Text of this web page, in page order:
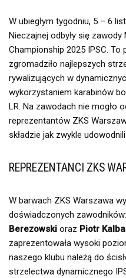
W ubiegłym tygodniu, 5 – 6
Nieczajnej odbyły się zawody
Championship 2025 IPSC. To
zgromadziło najlepszych
rywalizujących w
wykorzystaniem karabinów
LR. Na zawodach nie mogło
reprezentantów ZKS
składzie jak zwykle
REPREZENTANCI ZKS
W barwach ZKS Warszawa
doświadczonych zawodników:
Berezowski oraz Piotr
zaprezentowała wysoki
naszego klubu należą do
strzelectwa dynamicznego